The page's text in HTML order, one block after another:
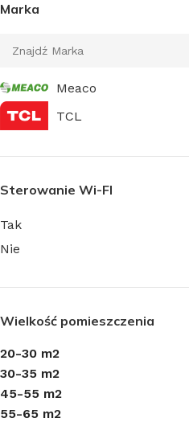
Klimatyzatory przenośne
Klimatyzatory konsole
Klimatyzatory kasetowe
Klimatyzatory kanałowe
Marka
Meaco
TCL
Sterowanie Wi-FI
Tak
Nie
Wielkość pomieszczenia
20-30 m2
30-35 m2
45-55 m2
55-65 m2